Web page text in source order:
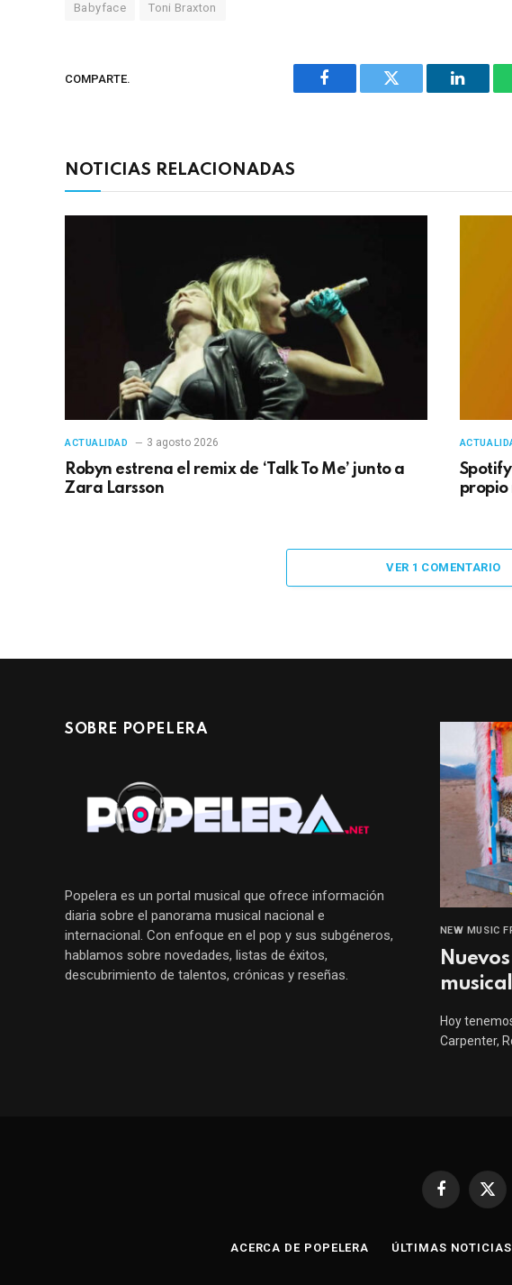
Babyface Toni Braxton
COMPARTE.
Facebook Twitter
NOTICIAS RELACIONADAS
ACTUALIDAD 3 agosto 2026
Robyn estrena el remix de ‘Talk To Me’ junto a
Zara Larsson
Spotify
propio
VER 1 COMENTARIO
SOBRE POPELERA
Popelera es un portal musical que ofrece información
diaria sobre el panorama musical nacional e
internacional. Con enfoque en el pop y sus subgéneros,
hablamos sobre novedades, listas de éxitos,
descubrimiento de talentos, crónicas y reseñas.
NEW MUSIC
Hoy
Carpenter,
Facebook
X
ACERCA DE POPELERA ÚLTIMAS NOTICIAS